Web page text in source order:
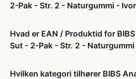
2-Pak - Str. 2 - Naturgummi -
Hvad er EAN / Produktid for
Sut - 2-Pak - Str. 2 -
Hvilken kategori tilhører BIBS